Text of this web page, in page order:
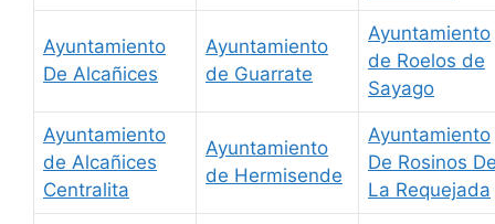
Ayuntamiento
De Alcañices
Ayuntamiento
de Guarrate
Ayuntamiento
de Roelos de
Sayago
Ayuntamiento
de Alcañices
Centralita
Ayuntamiento
de Hermisende
Ayuntamiento
De Rosinos
La Requejada